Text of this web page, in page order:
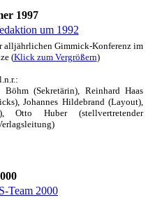
1997
alljährlichen Gimmick-Konferenz im
(Klick zum Vergrößern)
(Sekretärin), Reinhard Haas
Johannes Hildebrand (Layout),
Otto Huber (stellvertretender